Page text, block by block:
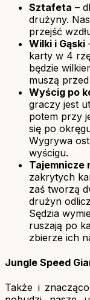
Sztafeta –
drużyny.
przejść
Wilki i Gąski
karty w 4
będzie
muszą
Wyścig po
graczy jest
potem przy
się po
Wygrywa
wyścigu.
Tajemnicze
zakrytych
zaś tworzą
drużyn
Sędzia
ruszają po
zbierze ich
Jungle Speed
Także i